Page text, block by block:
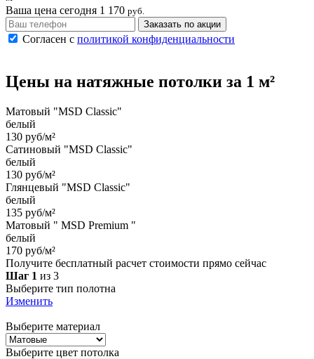
Ваша цена сегодня 1 170 руб.
Заказать по акции
Согласен с политикой конфиденциальности
Цены на натяжные потолки за 1 м²
Матовый "MSD Classic"
белый
130 руб/м²
Сатиновый "MSD Classic"
белый
130 руб/м²
Глянцевый "MSD Classic"
белый
135 руб/м²
Матовый " MSD Premium "
белый
170 руб/м²
Получите бесплатный расчет стоимости прямо сейчас
Шаг 1 из 3
Выберите тип полотна
Изменить
Выберите материал
Выберите цвет потолка